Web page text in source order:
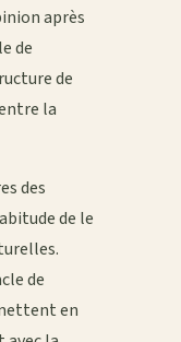
après
de
de
la
des
de le
de
en